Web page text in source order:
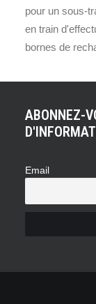
pour un sous-
en train
bornes de
ABONNEZ-
Email